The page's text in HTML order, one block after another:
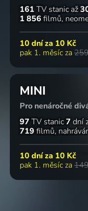
161 TV stanic až
1 856 filmů
10 dní za 10 Kč
pak 1. měsíc za
MINI
Pro nenáročné
97 TV stanic7 dní
719 filmů
10 dní za 10 Kč
pak 1. měsíc za